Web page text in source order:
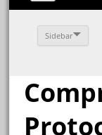
Sidebar